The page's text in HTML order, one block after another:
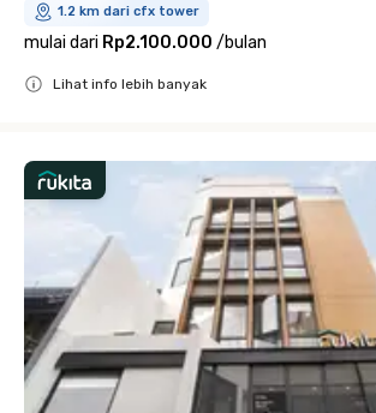
1.2 km dari cfx tower
mulai dari Rp2.100.000 /bulan
Lihat info lebih banyak